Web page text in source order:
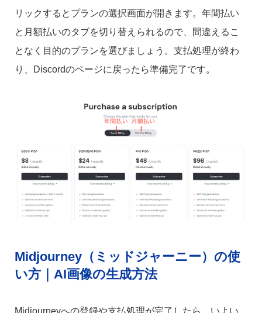
リックするとプランの選択画面が開きます。年間払い
と月額払いのタブを切り替えられるので、間違えるこ
となく目的のプランを選びましょう。支払処理が終わ
り、Discordのページに戻ったら準備完了です。
Midjourney（ミッドジャーニー）の使
い方｜AI画像の生成方法